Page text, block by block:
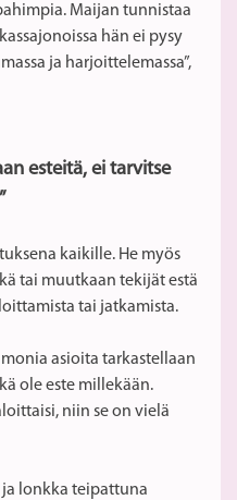
Maijan tunnistaa
hän ei pysy
ja harjoittelemassa”,
esteitä, ei tarvitse
kaikille. He myös
tai muutkaan tekijät estä
tai jatkamista.
asioita tarkastellaan
ole este millekään.
niin se on vielä
ja lonkka teipattuna